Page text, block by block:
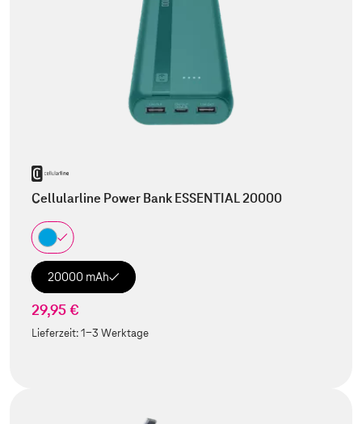
Cellularline Power Bank ESSENTIAL 20000
20000 mAh
29,95 €
Lieferzeit:1-3 Werktage